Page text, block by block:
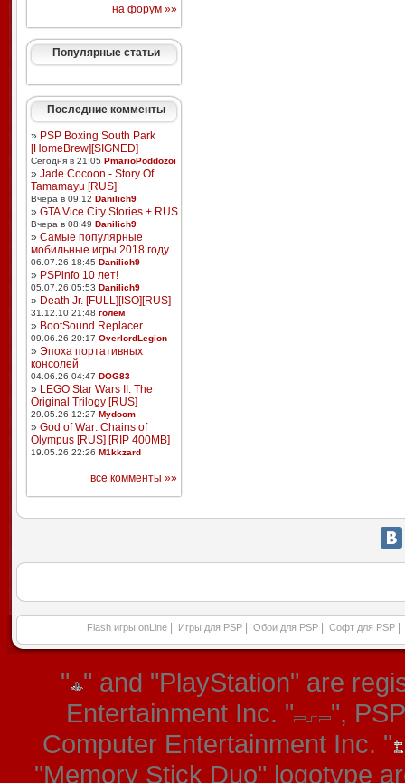
на форум »»
Популярные статьи
Последние комменты
» PSP Boxing South Park
[HomeBrew][SIGNED]
Сегодня в 21:05 PmarioPoddozoi
» Jade Cocoon - Story Of
Tamamayu [RUS]
Вчера в 09:12 Danilich9
» GTA Vice City Stories + RUS
Вчера в 08:49 Danilich9
» Самые популярные
мобильные игры 2018 году
06.07.26 18:45 Danilich9
» PSPinfo 10 лет!
05.07.26 05:53 Danilich9
» Death Jr. [FULL][ISO][RUS]
31.12.10 21:48 голем
» BootSound Replacer
09.06.26 20:17 OverlordLegion
» Эпоха портативных
консолей
04.06.26 04:47 DOG83
» LEGO Star Wars II: The
Original Trilogy [RUS]
29.05.26 12:27 Mydoom
» God of War: Chains of
Olympus [RUS] [RIP 400MB]
19.05.26 22:26 M1kkzard
все комменты »»
Flash игры onLine Игры для PSP Обои для PSP Софт для PSP
" " and "PlayStation" are
Entertainment Inc. "
",
Computer Entertainment Inc. "
"Memory Stick Duo" logotype